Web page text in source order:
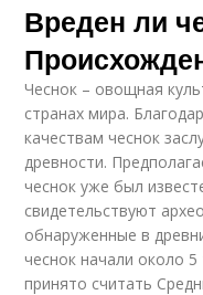
Печёный
Варёный
Полезные
Вреден ли
Чеснок – овощная
странах мира.
качествам чеснок
древности.
чеснок уже был
свидетельствуют
обнаруженные в
чеснок начали около
принято считать